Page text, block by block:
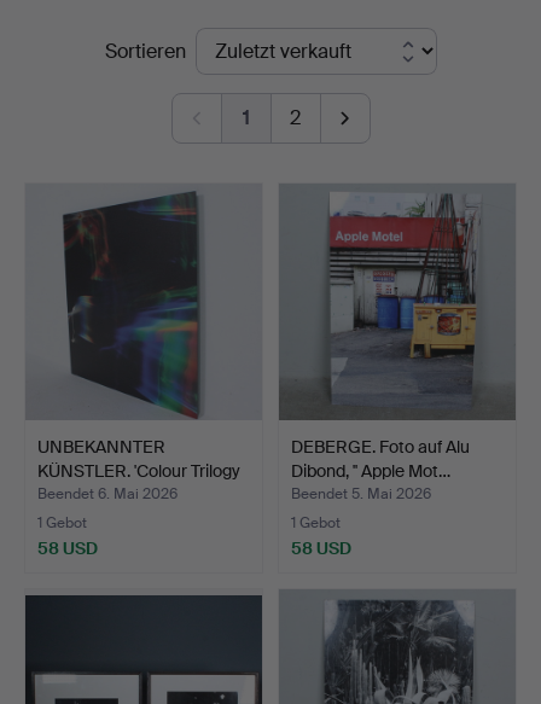
EndpreiseSortieren
1 2
UNBEKANNTER
KÜNSTLER. 'Colour Trilogy
I', …
Beendet 6. Mai 2026
1 Gebot
58 USD
DEBERGE. Foto auf Alu
Dibond, '' Apple Mot…
Beendet 5. Mai 2026
1 Gebot
58 USD